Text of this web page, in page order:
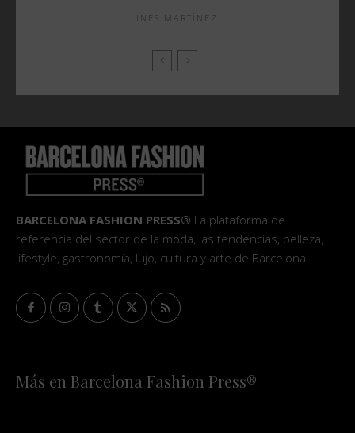
INÉS MARTÍNEZ
BARCELONA FASHION PRESS® La plataforma de
referencia del sector de la moda, las tendencias, belleza,
lifestyle, gastronomía, lujo, cultura y arte de Barcelona.
Más en Barcelona Fashion Press®